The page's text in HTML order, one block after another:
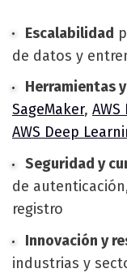
Escalabilidad
de datos y
Herramientas
SageMaker,
AWS Deep
Seguridad y
de
registro
Innovación y
industrias y